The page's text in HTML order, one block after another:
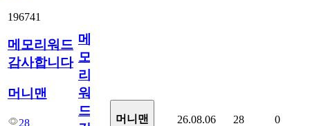
196741
메모리워드
감사합니다
머니맨
28
메
모
리
워
드
머니맨 26.08.06 28 0